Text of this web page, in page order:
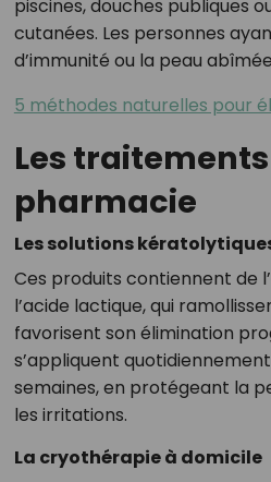
piscines, douches publiques
cutanées. Les personnes
d’immunité ou la peau
5 méthodes naturelles pour
Les
pharmacie
Les solutions
Ces produits contiennent de
l’acide lactique, qui
favorisent son élimination
s’appliquent
semaines, en protégeant la
les irritations.
La cryothérapie à domicile